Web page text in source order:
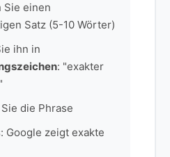
Sie einen
Satz (5-10 Wörter)
ihn in
: "exakter
die Phrase
Google zeigt exakte